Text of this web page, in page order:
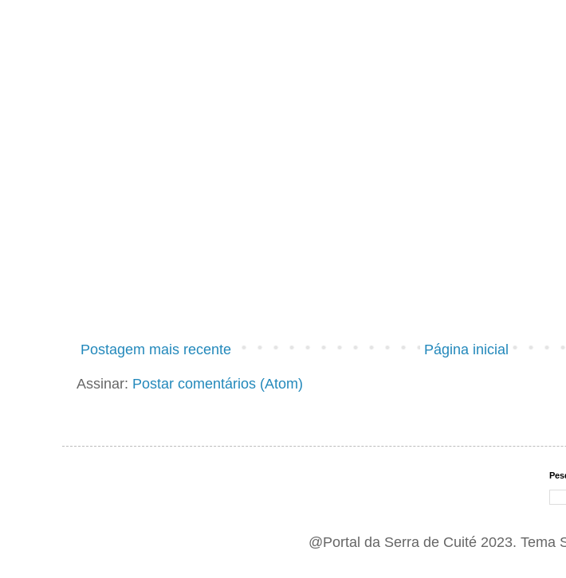
Postagem mais recente Página inicial
Assinar: Postar comentários (Atom)
@Portal da Serra de Cuité 2023. Tema